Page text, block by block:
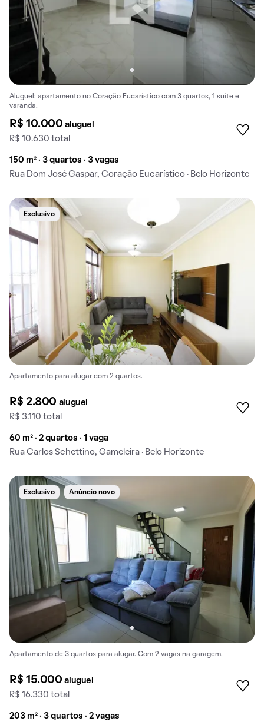
Aluguel: apartamento no Coração Eucarístico com 3 quartos, 1 suíte e
varanda.
R$ 10.000aluguel
R$ 10.630 total
150 m² · 3 quartos · 3 vagas
Rua Dom José Gaspar, Coração Eucarístico · Belo Horizonte
Exclusivo
Apartamento para alugar com 2 quartos.
R$ 2.800 aluguel
R$ 3.110 total
60 m² · 2 quartos · 1 vaga
Rua Carlos Schettino, Gameleira · Belo Horizonte
Exclusivo Anúncio novo
Apartamento de 3 quartos para alugar. Com 2 vagas na garagem.
R$ 15.000aluguel
R$ 16.330 total
203 m² · 3 quartos · 2 vagas